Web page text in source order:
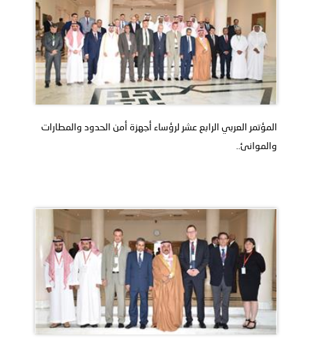
المؤتمر العربي الرابع عشر لرؤساء أجهزة أمن الحدود والمطارات
والموانئ..